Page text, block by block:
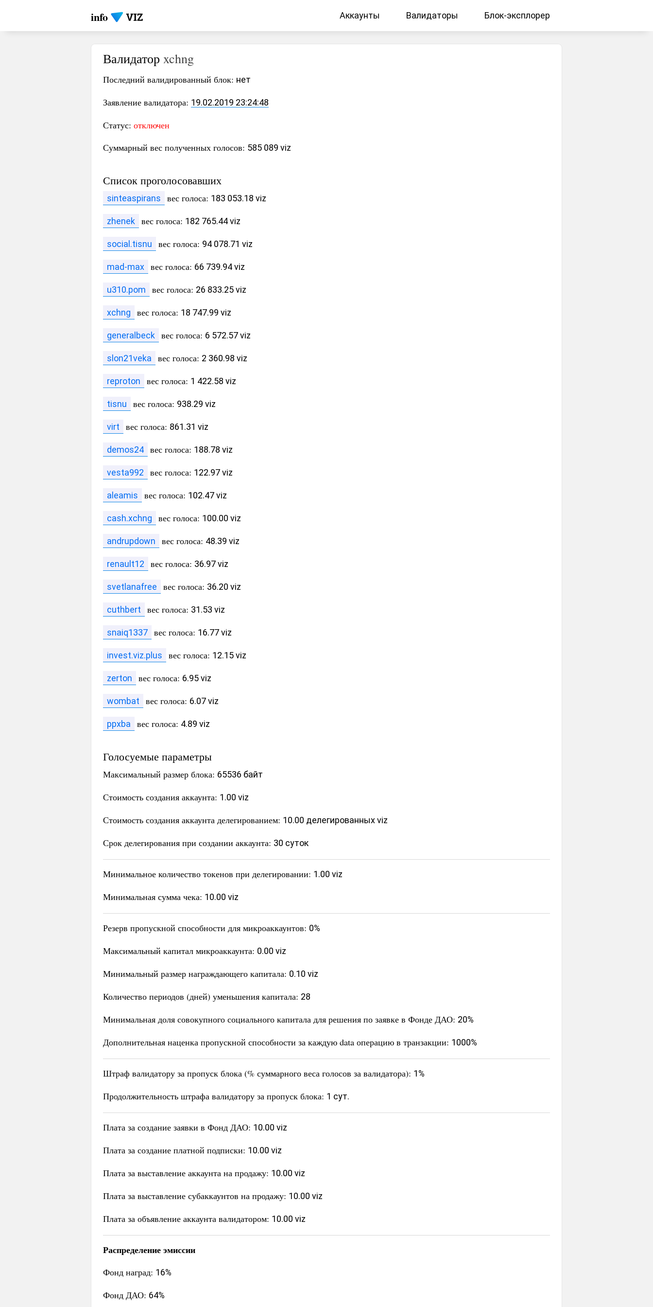
info Аккаунты Валидаторы Блок-эксплорер
Валидатор xchng
Последний валидированный блок: нет
Заявление валидатора: 19.02.2019 23:24:48
Статус: отключен
Суммарный вес полученных голосов: 585 089 viz
Список проголосовавших
sinteaspirans вес голоса: 183 053.18 viz
zhenek вес голоса: 182 765.44 viz
social.tisnu вес голоса: 94 078.71 viz
mad-max вес голоса: 66 739.94 viz
u310.pom вес голоса: 26 833.25 viz
xchng вес голоса: 18 747.99 viz
generalbeck вес голоса: 6 572.57 viz
slon21veka вес голоса: 2 360.98 viz
reproton вес голоса: 1 422.58 viz
tisnu вес голоса: 938.29 viz
virt вес голоса: 861.31 viz
demos24 вес голоса: 188.78 viz
vesta992 вес голоса: 122.97 viz
aleamis вес голоса: 102.47 viz
cash.xchng вес голоса: 100.00 viz
andrupdown вес голоса: 48.39 viz
renault12 вес голоса: 36.97 viz
svetlanafree вес голоса: 36.20 viz
cuthbert вес голоса: 31.53 viz
snaiq1337 вес голоса: 16.77 viz
invest.viz.plus вес голоса: 12.15 viz
zerton вес голоса: 6.95 viz
wombat вес голоса: 6.07 viz
ppxba вес голоса: 4.89 viz
Голосуемые параметры
Максимальный размер блока: 65536 байт
Стоимость создания аккаунта: 1.00 viz
Стоимость создания аккаунта делегированием: 10.00 делегированных viz
Срок делегирования при создании аккаунта: 30 суток
Минимальное количество токенов при делегировании: 1.00 viz
Минимальная сумма чека: 10.00 viz
Резерв пропускной способности для микроаккаунтов: 0%
Максимальный капитал микроаккаунта: 0.00 viz
Минимальный размер награждающего капитала: 0.10 viz
Количество периодов (дней) уменьшения капитала: 28
Минимальная доля совокупного социального капитала для решения по заявке в Фонде ДАО: 20%
Дополнительная наценка пропускной способности за каждую data операцию в транзакции: 1000%
Штраф валидатору за пропуск блока (% суммарного веса голосов за валидатора): 1%
Продолжительность штрафа валидатору за пропуск блока: 1 сут.
Плата за создание заявки в Фонд ДАО: 10.00 viz
Плата за создание платной подписки: 10.00 viz
Плата за выставление аккаунта на продажу: 10.00 viz
Плата за выставление субаккаунтов на продажу: 10.00 viz
Плата за объявление аккаунта валидатором: 10.00 viz
Распределение эмиссии
Фонд наград: 16%
Фонд ДАО: 64%